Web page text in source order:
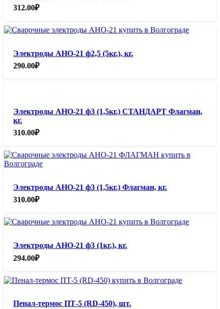
312.00₽
Электроды АНО-21 ф2,5 (5кг.), кг.
290.00₽
Электроды АНО-21 ф3 (1,5кг.) СТАНДАРТ Флагман,
кг.
310.00₽
Электроды АНО-21 ф3 (1,5кг.) Флагман, кг.
310.00₽
Электроды АНО-21 ф3 (1кг.), кг.
294.00₽
Пенал-термос ПТ-5 (RD-450), шт.